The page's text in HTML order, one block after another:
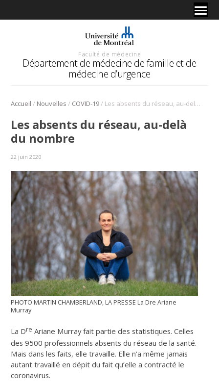
Faculté de médecine
Département de médecine de famille et de
médecine d’urgence
Accueil / Nouvelles / COVID-19/ Les absents du réseau, au-delà du nombre
Les absents du réseau, au-delà
du nombre
22 juin 2020
PHOTO MARTIN CHAMBERLAND, LA PRESSE La Dre Ariane
Murray
La Dre Ariane Murray fait partie des statistiques. Celles
des 9500 professionnels absents du réseau de la santé.
Mais dans les faits, elle travaille. Elle n’a même jamais
autant travaillé en dépit du fait qu’elle a contracté le
coronavirus.